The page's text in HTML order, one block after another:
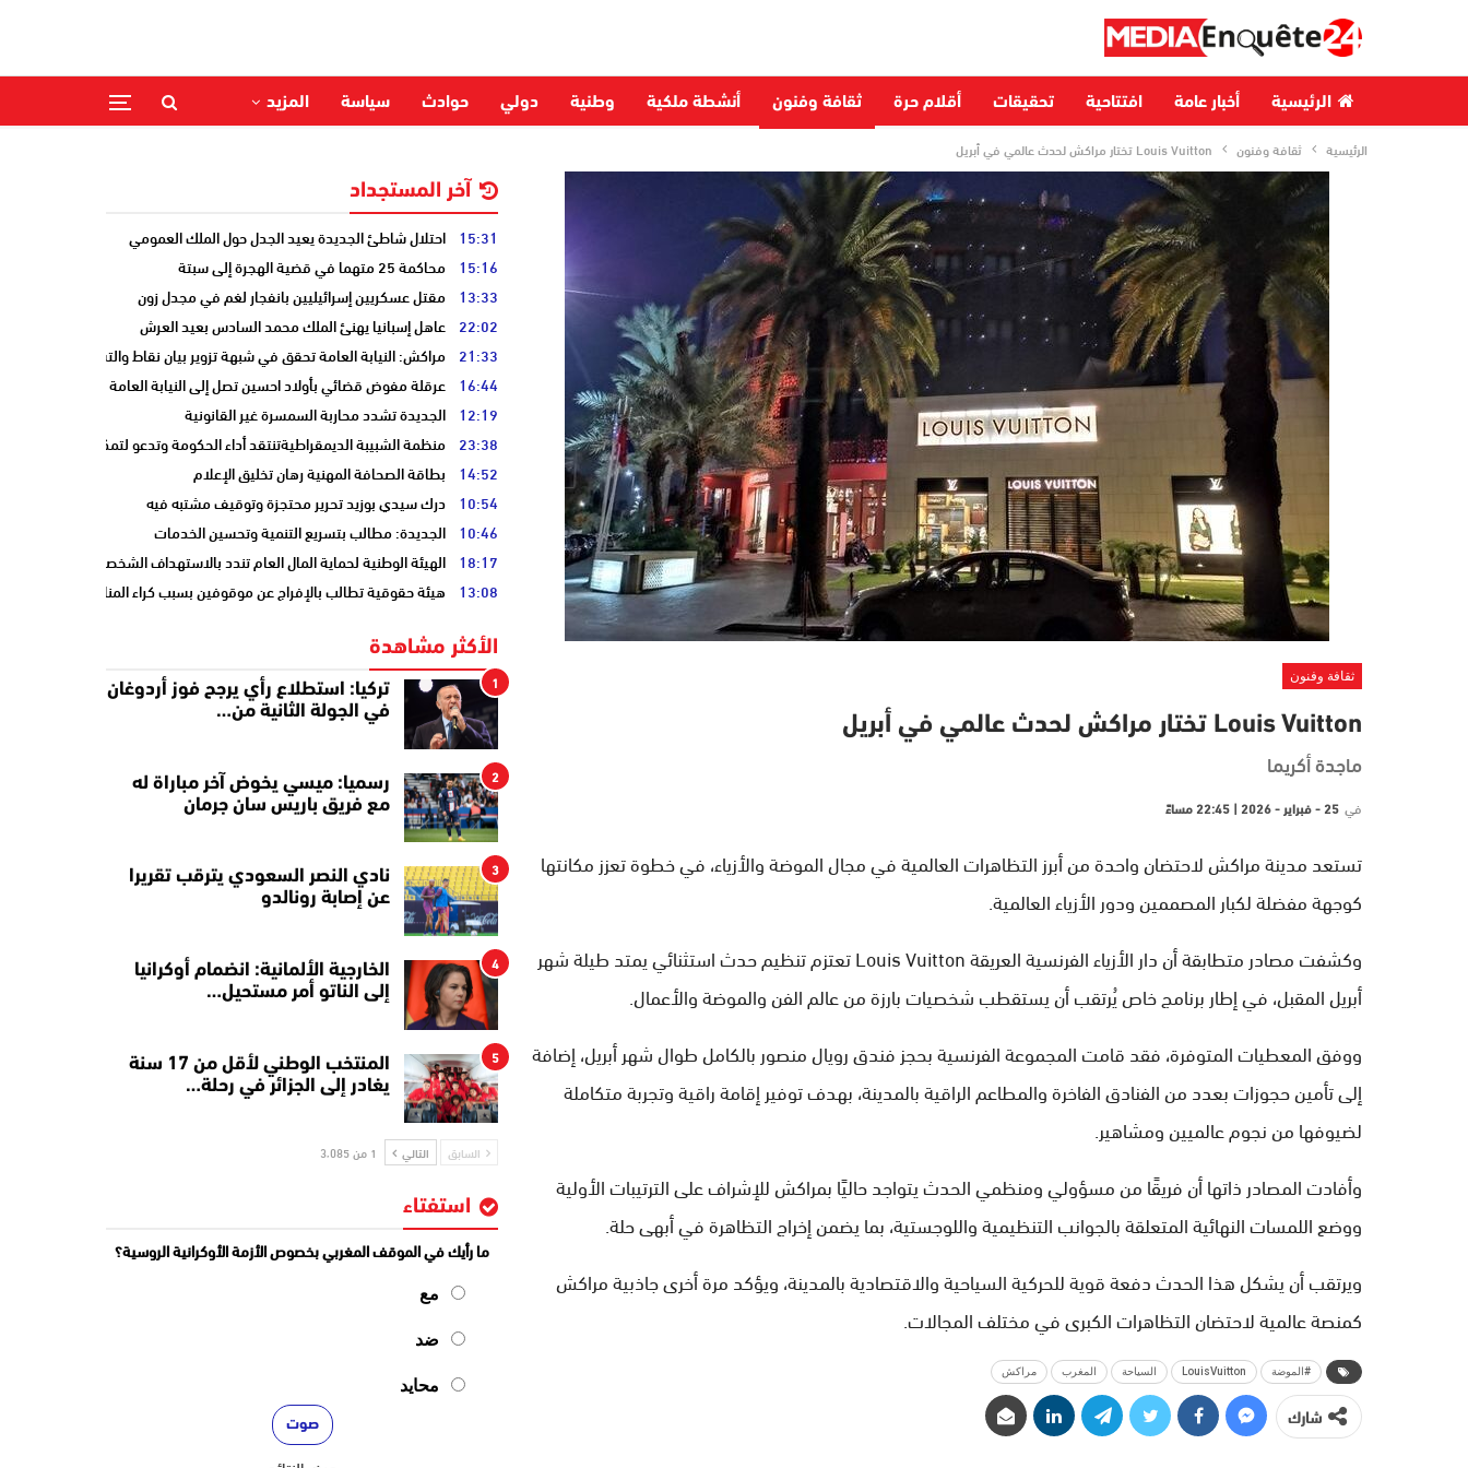
الرئيسية أخبار عامة افتتاحية تحقيقات أقلام حرة ثقافة وفنون أنشطة ملكية وطنية دولي حوادث سياسة المزيد
الرئيسية ثقافة وفنون Louis Vuitton تختار مراكش لحدث عالمي في أبريل
ثقافة وفنون
Louis Vuitton تختار مراكش لحدث عالمي في أبريل
ماجدة أكريما
في 25 - فبراير - 2026 | 22:45 مساءً
تستعد مدينة مراكش لاحتضان واحدة من أبرز التظاهرات العالمية في مجال الموضة والأزياء، في خطوة تعزز مكانتها
كوجهة مفضلة لكبار المصممين ودور الأزياء العالمية.
وكشفت مصادر متطابقة أن دار الأزياء الفرنسية العريقة Louis Vuitton تعتزم تنظيم حدث استثنائي يمتد طيلة شهر
أبريل المقبل، في إطار برنامج خاص يُرتقب أن يستقطب شخصيات بارزة من عالم الفن والموضة والأعمال.
ووفق المعطيات المتوفرة، فقد قامت المجموعة الفرنسية بحجز فندق رويال منصور بالكامل طوال شهر أبريل، إضافة
إلى تأمين حجوزات بعدد من الفنادق الفاخرة والمطاعم الراقية بالمدينة، بهدف توفير إقامة راقية وتجربة متكاملة
لضيوفها من نجوم عالميين ومشاهير.
وأفادت المصادر ذاتها أن فريقًا من مسؤولي ومنظمي الحدث يتواجد حاليًا بمراكش للإشراف على الترتيبات الأولية
ووضع اللمسات النهائية المتعلقة بالجوانب التنظيمية واللوجستية، بما يضمن إخراج التظاهرة في أبهى حلة.
ويرتقب أن يشكل هذا الحدث دفعة قوية للحركية السياحية والاقتصادية بالمدينة، ويؤكد مرة أخرى جاذبية مراكش
كمنصة عالمية لاحتضان التظاهرات الكبرى في مختلف المجالات.
#الموضة LouisVuitton السياحة المغرب مراكش
شارك
آخر المستجداد
15:31 احتلال شاطئ الجديدة يعيد الجدل حول الملك العمومي
15:16 محاكمة 25 متهما في قضية الهجرة إلى سبتة
13:33 مقتل عسكريين إسرائيليين بانفجار لغم في مجدل زون
22:02 عاهل إسبانيا يهنئ الملك محمد السادس بعيد العرش
21:33 مراكش: النيابة العامة تحقق في شبهة تزوير بيان نقاط والتشهير بطالب
16:44 عرقلة مفوض قضائي بأولاد احسين تصل إلى النيابة العامة
12:19 الجديدة تشدد محاربة السمسرة غير القانونية
23:38 منظمة الشبيبة الديمقراطيةتنتقد أداء الحكومة وتدعو لتمكين الشباب
14:52 بطاقة الصحافة المهنية رهان تخليق الإعلام
10:54 درك سيدي بوزيد تحرير محتجزة وتوقيف مشتبه فيه
10:46 الجديدة: مطالب بتسريع التنمية وتحسين الخدمات
18:17 الهيئة الوطنية لحماية المال العام تندد بالاستهداف الشخصي
13:08 هيئة حقوقية تطالب بالإفراج عن موقوفين بسبب كراء المنازل المفروشة
الأكثر مشاهدة
1
تركيا: استطلاع رأي يرجح فوز أردوغان
في الجولة الثانية من…
2
رسميا: ميسي يخوض آخر مباراة له
مع فريق باريس سان جرمان
3
نادي النصر السعودي يترقب تقريرا
عن إصابة رونالدو
4
الخارجية الألمانية: انضمام أوكرانيا
إلى الناتو أمر مستحيل…
5
المنتخب الوطني لأقل من 17 سنة
يغادر إلى الجزائر في رحلة…
السابق التالي 1 من 3٬085
استفتاء
ما رأيك في الموقف المغربي بخصوص الأزمة الأوكرانية الروسية؟
مع
ضد
محايد